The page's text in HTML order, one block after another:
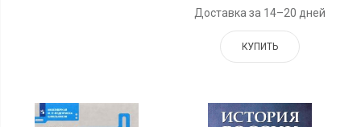
Доставка за 14–20 дней
КУПИТЬ